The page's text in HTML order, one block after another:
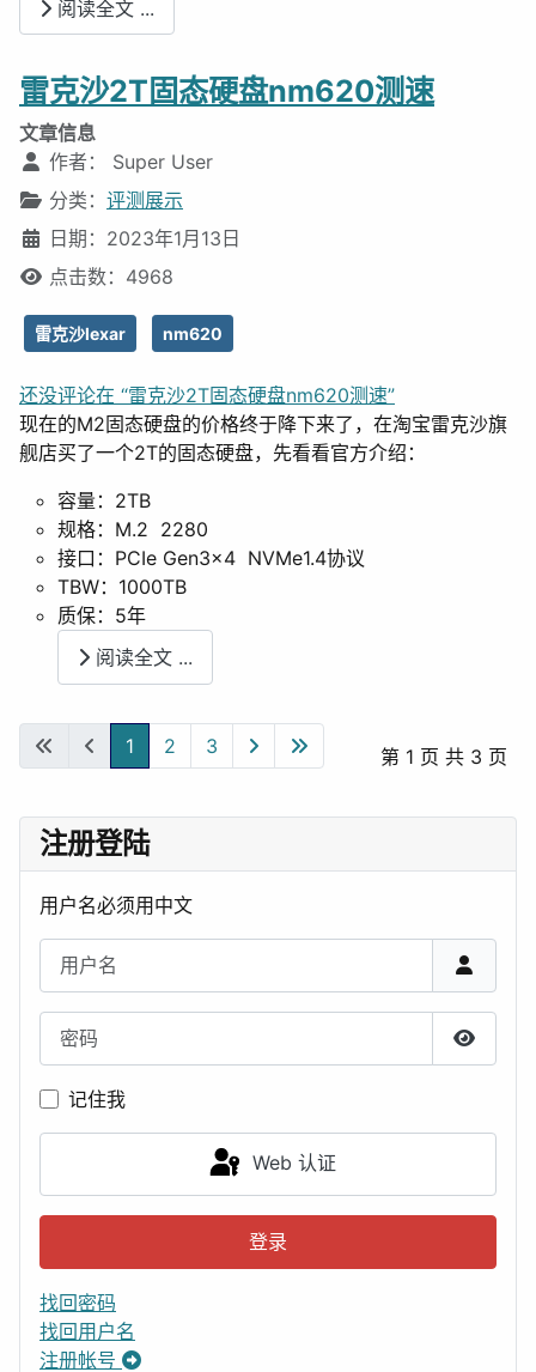
阅读全文 ...
雷克沙2T固态硬盘nm620测速
文章信息
作者： Super User
分类： 评测展示
日期：2023年1月13日
点击数：4968
雷克沙lexar nm620
还没评论在 “雷克沙2T固态硬盘nm620测速”
现在的M2固态硬盘的价格终于降下来了，在淘宝雷克沙旗
舰店买了一个2T的固态硬盘，先看看官方介绍：
容量：2TB
规格：M.2 2280
接口：PCIe Gen3×4 NVMe1.4协议
TBW：1000TB
质保：5年
阅读全文 ...
第 1 页 共 3 页
1 2 3
注册登陆
用户名必须用中文
用户名
密码
显示密
记住我
Web 认证
登录
找回密码
找回用户名
注册帐号